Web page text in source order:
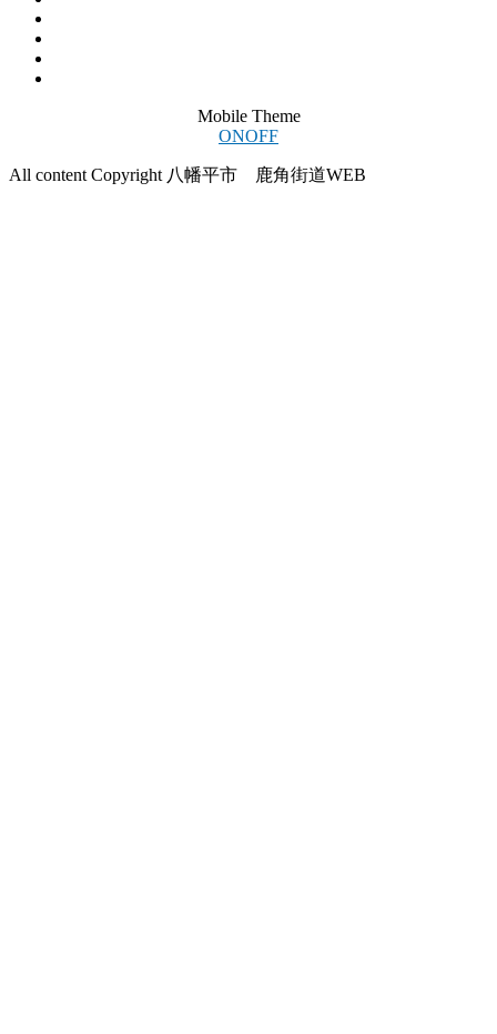
Mobile Theme
ONOFF
All content Copyright 八幡平市 鹿角街道WEB